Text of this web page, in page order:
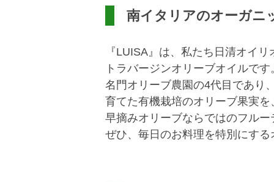
南イタリアのオーガニ
『LUISA』は、私たち日清オイ
トラバージンオリーブオイルです
名門オリーブ農園の4代目であり
育てた有機栽培のオリーブ果実
早摘みオリーブならではのフル
ぜひ、毎日のお料理を特別にす